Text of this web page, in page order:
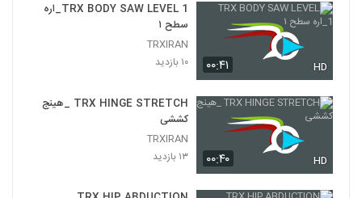
۰۰:۴۱ HD
TRX BODY SAW LEVEL 1_اره
سطح ۱
TRXIRAN
۱۰ بازدید
۰۰:۴۰ HD
TRX HINGE STRETCH _هینج
کششی
TRXIRAN
۱۳ بازدید